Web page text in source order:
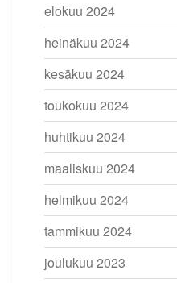
elokuu 2024
heinäkuu 2024
kesäkuu 2024
toukokuu 2024
huhtikuu 2024
maaliskuu 2024
helmikuu 2024
tammikuu 2024
joulukuu 2023